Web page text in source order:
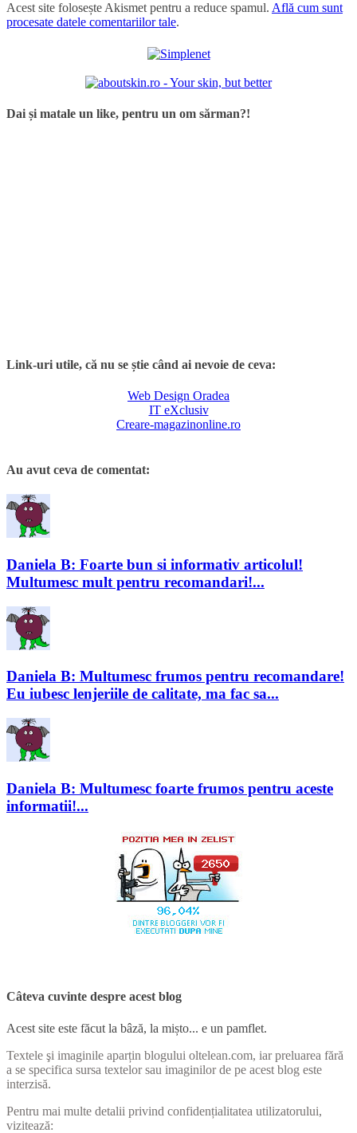
Acest site folosește Akismet pentru a reduce spamul. Află cum sunt
procesate datele comentariilor tale.
Dai și matale un like, pentru un om sărman?!
Link-uri utile, că nu se știe când ai nevoie de ceva:
Web Design Oradea
IT eXclusiv
Creare-magazinonline.ro
Au avut ceva de comentat:
Daniela B: Foarte bun si informativ articolul!
Multumesc mult pentru recomandari!...
Daniela B: Multumesc frumos pentru recomandare!
Eu iubesc lenjeriile de calitate, ma fac sa...
Daniela B: Multumesc foarte frumos pentru aceste
informatii!...
Câteva cuvinte despre acest blog
Acest site este făcut la bâză, la mișto... e un pamflet.
Textele şi imaginile aparțin blogului oltelean.com, iar preluarea fără
a se specifica sursa textelor sau imaginilor de pe acest blog este
interzisă.
Pentru mai multe detalii privind confidențialitatea utilizatorului,
vizitează: